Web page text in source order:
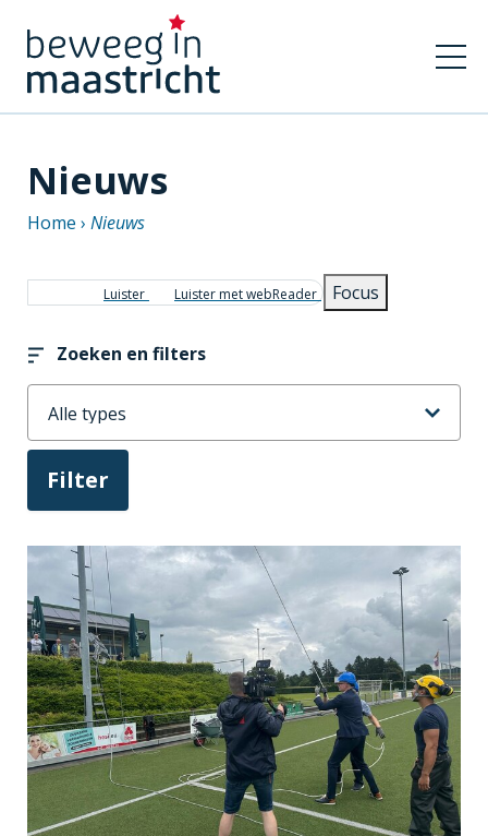
Nieuws
Kruimelpad
Home Nieuws
Luister Luister met webReader Focus
Zoeken en filters